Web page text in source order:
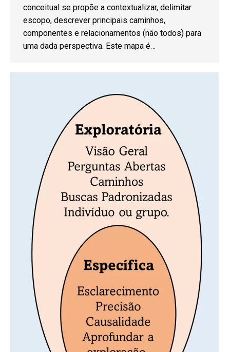
conceitual se propõe a contextualizar, delimitar
escopo, descrever principais caminhos,
componentes e relacionamentos (não todos) para
uma dada perspectiva. Este mapa é…